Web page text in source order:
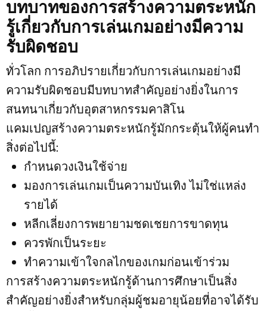
บทบาทของการสร้างความตระหนัก
รู้เกี่ยวกับการเล่นเกมอย่างมีความ
รับผิดชอบ
ทั่วโลก การอภิปรายเกี่ยวกับการเล่นเกมอย่างมี
ความรับผิดชอบมีบทบาทสำคัญอย่างยิ่งในการ
สนทนาเกี่ยวกับอุตสาหกรรมคาสิโน
แคมเปญสร้างความตระหนักรู้มักกระตุ้นให้ผู้คนทำ
สิ่งต่อไปนี้:
กำหนดวงเงินใช้จ่าย
มองการเล่นเกมเป็นความบันเทิง ไม่ใช่แหล่ง
รายได้
หลีกเลี่ยงการพยายามชดเชยการขาดทุน
ควรพักเป็นระยะ
ทำความเข้าใจกลไกของเกมก่อนเข้าร่วม
การสร้างความตระหนักรู้ด้านการศึกษาเป็นสิ่ง
สำคัญอย่างยิ่งสำหรับกลุ่มผู้ชมอายุน้อยที่อาจได้รับ